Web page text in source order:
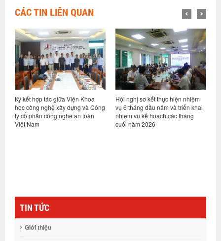
CÁC TIN LIÊN QUAN
Ký kết hợp tác giữa Viện Khoa
học công nghệ xây dựng và Công
ty cổ phần công nghệ an toàn
Việt Nam
Hội nghị sơ kết thực hiện nhiệm
vụ 6 tháng đầu năm và triển khai
nhiệm vụ kế hoạch các tháng
cuối năm 2026
TIN TỨC
Giới thiệu